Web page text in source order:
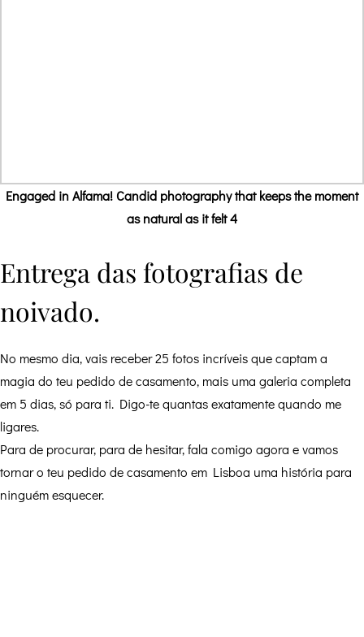
Engaged in Alfama! Candid photography that keeps the moment
as natural as it felt 4
Entrega das fotografias de
noivado.
No mesmo dia, vais receber 25 fotos incríveis que captam a
magia do teu pedido de casamento, mais uma galeria completa
em 5 dias, só para ti. Digo-te quantas exatamente quando me
ligares.
Para de procurar, para de hesitar, fala comigo agora e vamos
tornar o teu pedido de casamento em Lisboa uma história para
ninguém esquecer.